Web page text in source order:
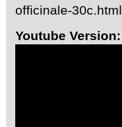
officinale-30c.html
Youtube Version: